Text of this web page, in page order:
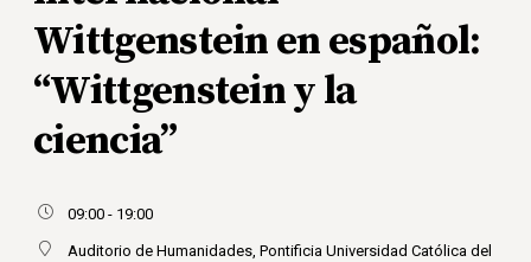
Wittgenstein en español:
“Wittgenstein y la
ciencia”
09:00 - 19:00
Auditorio de Humanidades, Pontificia Universidad Católica del